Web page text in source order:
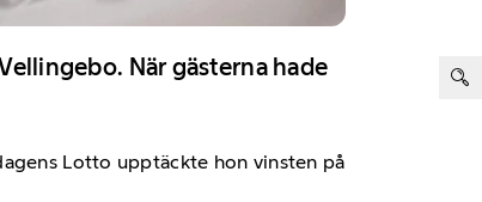
När gästerna hade
Lotto upptäckte hon vinsten på